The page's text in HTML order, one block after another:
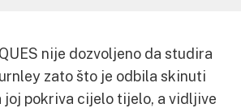
nije dozvoljeno da studira
zato što je odbila skinuti
joj pokriva cijelo tijelo, a vidljive